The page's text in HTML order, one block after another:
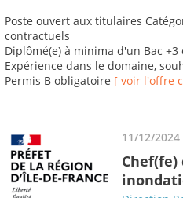
Poste ouvert aux titulaires
contractuels
Diplômé(e) à minima d'un Bac
Expérience dans le domaine,
Permis B obligatoire [ voir l'offre
11/12/2024